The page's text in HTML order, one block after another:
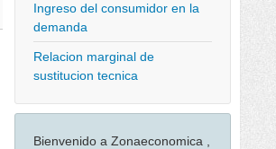
Ingreso del consumidor en la
demanda
Relacion marginal de
sustitucion tecnica
Bienvenido a Zonaeconomica ,